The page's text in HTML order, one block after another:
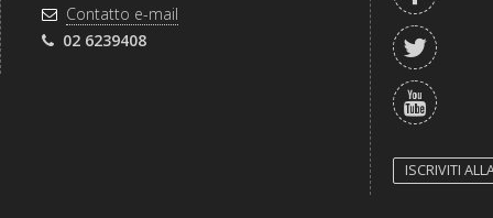
Indirizzo
e-
Contatto e-mail
Telefono:
02 6239408
ISCRIVITI